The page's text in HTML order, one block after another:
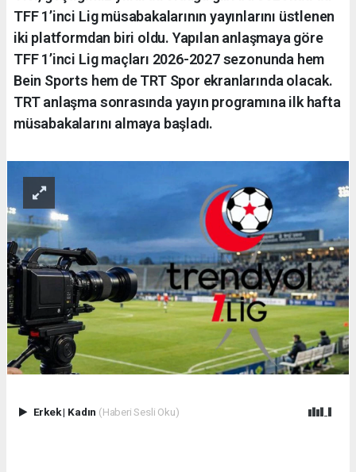
TFF 1’inci Lig müsabakalarının yayınlarını üstlenen
iki platformdan biri oldu. Yapılan anlaşmaya göre
TFF 1’inci Lig maçları 2026-2027 sezonunda hem
Bein Sports hem de TRT Spor ekranlarında olacak.
TRT anlaşma sonrasında yayın programına ilk hafta
müsabakalarını almaya başladı.
Erkek| Kadın (Haberi Sesli Oku)